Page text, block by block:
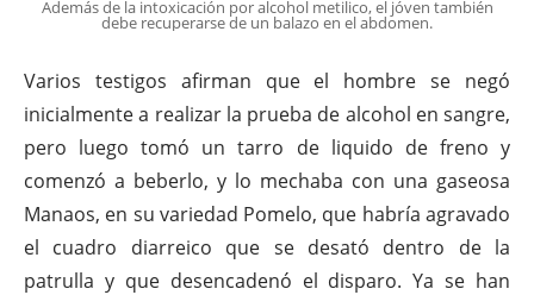
Además de la intoxicación por alcohol metilico, el jóven también
debe recuperarse de un balazo en el abdomen.
Varios testigos afirman que el hombre se negó
inicialmente a realizar la prueba de alcohol en sangre,
pero luego tomó un tarro de liquido de freno y
comenzó a beberlo, y lo mechaba con una gaseosa
Manaos, en su variedad Pomelo, que habría agravado
el cuadro diarreico que se desató dentro de la
patrulla y que desencadenó el disparo. Ya se han